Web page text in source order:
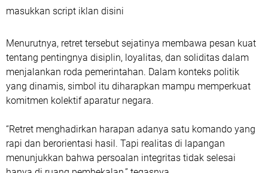
masukkan script iklan disini
Menurutnya, retret tersebut sejatinya membawa pesan kuat
tentang pentingnya disiplin, loyalitas, dan soliditas dalam
menjalankan roda pemerintahan. Dalam konteks politik
yang dinamis, simbol itu diharapkan mampu memperkuat
komitmen kolektif aparatur negara.
“Retret menghadirkan harapan adanya satu komando yang
rapi dan berorientasi hasil. Tapi realitas di lapangan
menunjukkan bahwa persoalan integritas tidak selesai